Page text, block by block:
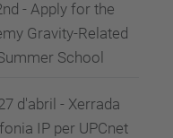
- Apply for the
Gravity-Related
School
d'abril - Xerrada
IP per UPCnet